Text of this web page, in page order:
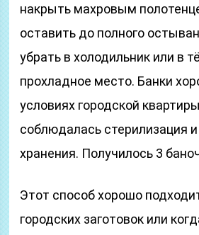
накрыть махровым
оставить до полного
убрать в холодильник или в
прохладное место. Банки
условиях городской
соблюдалась стерилизация
хранения. Получилось 3
Этот способ хорошо
городских заготовок или